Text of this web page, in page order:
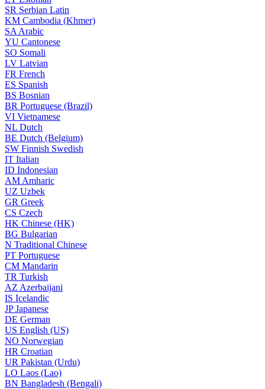
SR Serbian Latin
KM Cambodia (Khmer)
SA Arabic
YU Cantonese
SO Somali
LV Latvian
FR French
ES Spanish
BS Bosnian
BR Portuguese (Brazil)
VI Vietnamese
NL Dutch
BE Dutch (Belgium)
SW Finnish Swedish
IT Italian
ID Indonesian
AM Amharic
UZ Uzbek
GR Greek
CS Czech
HK Chinese (HK)
BG Bulgarian
N Traditional Chinese
PT Portuguese
CM Mandarin
TR Turkish
AZ Azerbaijani
IS Icelandic
JPJapanese
DE German
US English (US)
NO Norwegian
HR Croatian
UR Pakistan (Urdu)
LO Laos (Lao)
BN Bangladesh (Bengali)